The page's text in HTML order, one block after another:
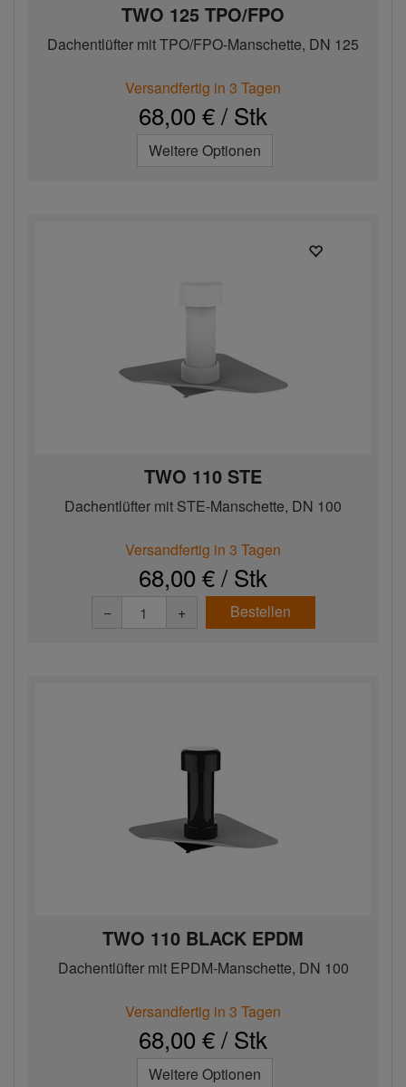
TWO 125 TPO/FPO
Dachentlüfter mit TPO/FPO-Manschette, DN 125
Versandfertig in 3 Tagen
68,00 € / Stk
Weitere Optionen
TWO 110 STE
Dachentlüfter mit STE-Manschette, DN 100
Versandfertig in 3 Tagen
68,00 € / Stk
− + Bestellen
TWO 110 BLACK EPDM
Dachentlüfter mit EPDM-Manschette, DN 100
Versandfertig in 3 Tagen
68,00 € / Stk
Weitere Optionen